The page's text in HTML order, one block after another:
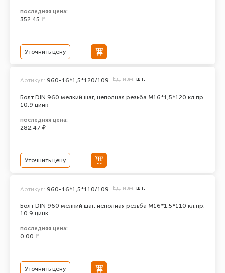
последняя цена:
352.45 ₽
Уточнить цену
Болт DIN 960 мелкий шаг, неполная резьба M16*1,5*120 кл.пр.
10.9 цинк
Артикул: 960-16*1,5*120/109 Ед. изм. шт.
последняя цена:
282.47 ₽
Уточнить цену
Болт DIN 960 мелкий шаг, неполная резьба M16*1,5*110 кл.пр.
10.9 цинк
Артикул: 960-16*1,5*110/109 Ед. изм. шт.
последняя цена:
0.00 ₽
Уточнить цену